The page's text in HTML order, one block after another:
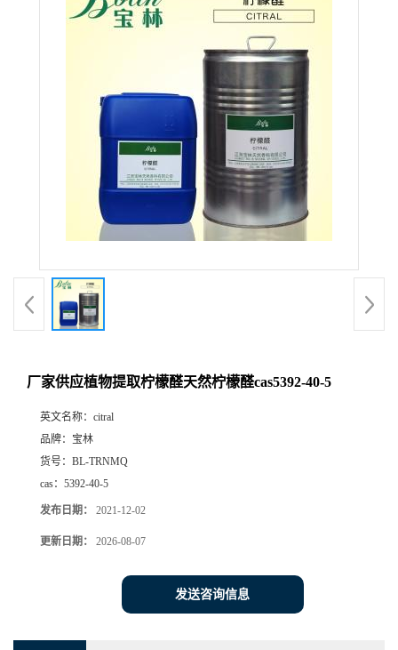
厂家供应植物提取柠檬醛天然柠檬醛cas5392-40-5
英文名称： citral
品牌： 宝林
货号： BL-TRNMQ
cas： 5392-40-5
发布日期： 2021-12-02
更新日期： 2026-08-07
发送咨询信息